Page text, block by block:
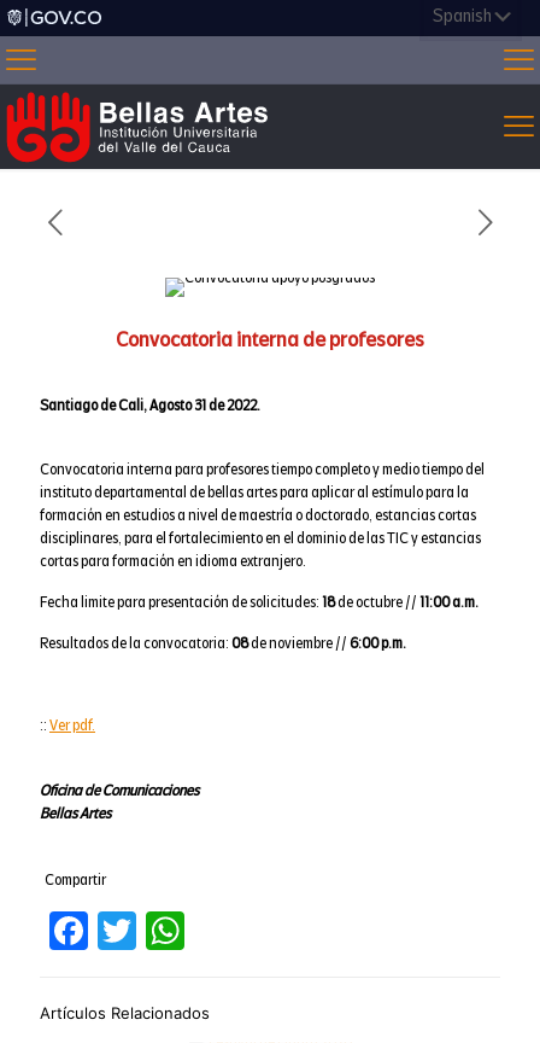
Convocatoria interna de profesores
Santiago de Cali, Agosto 31 de 2022.
Convocatoria interna para profesores tiempo completo y medio tiempo del
instituto departamental de bellas artes para aplicar al estímulo para la
formación en estudios a nivel de maestría o doctorado, estancias cortas
disciplinares, para el fortalecimiento en el dominio de las TIC y estancias
cortas para formación en idioma extranjero.
Fecha limite para presentación de solicitudes:18de octubre //11:00 a.m.
Resultados de la convocatoria:08de noviembre //6:00 p.m.
::Ver pdf.
Oficina de Comunicaciones
Bellas Artes
Compartir
Facebook
TwitterWhatsApp
Artículos Relacionados